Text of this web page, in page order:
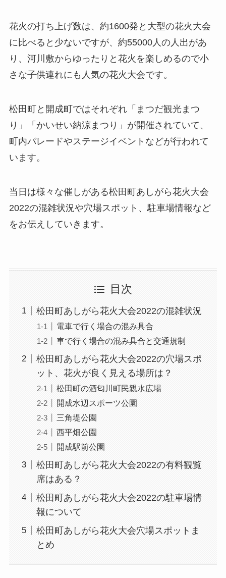
花火の打ち上げ数は、約1600発と大型の花火大会
に比べると少ないですが、約55000人の人出があ
り、河川敷からゆったりと花火を楽しめるので小
さな子供連れにも人気の花火大会です。
松田町と開成町ではそれぞれ「まつだ観光まつ
り」「かいせい納涼まつり」が開催されていて、
町内パレードやステージイベントなどが行われて
います。
当日は様々な催しがある松田町あしがら花火大会
2022の混雑状況や穴場スポット、駐車場情報など
をお伝えしていきます。
目次
松田町あしがら花火大会2022の混雑状況
電車で行く場合の混み具合
車で行く場合の混み具合と交通規制
松田町あしがら花火大会2022の穴場スポ
ット、花火が良く見える場所は？
松田町の酒匂川町民親水広場
開成水辺スポーツ公園
三角堤公園
西平畑公園
開成駅前公園
松田町あしがら花火大会2022の有料観覧
席はある？
松田町あしがら花火大会2022の駐車場情
報について
松田町あしがら花火大会穴場スポットま
とめ